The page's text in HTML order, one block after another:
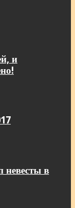
и
невесты в